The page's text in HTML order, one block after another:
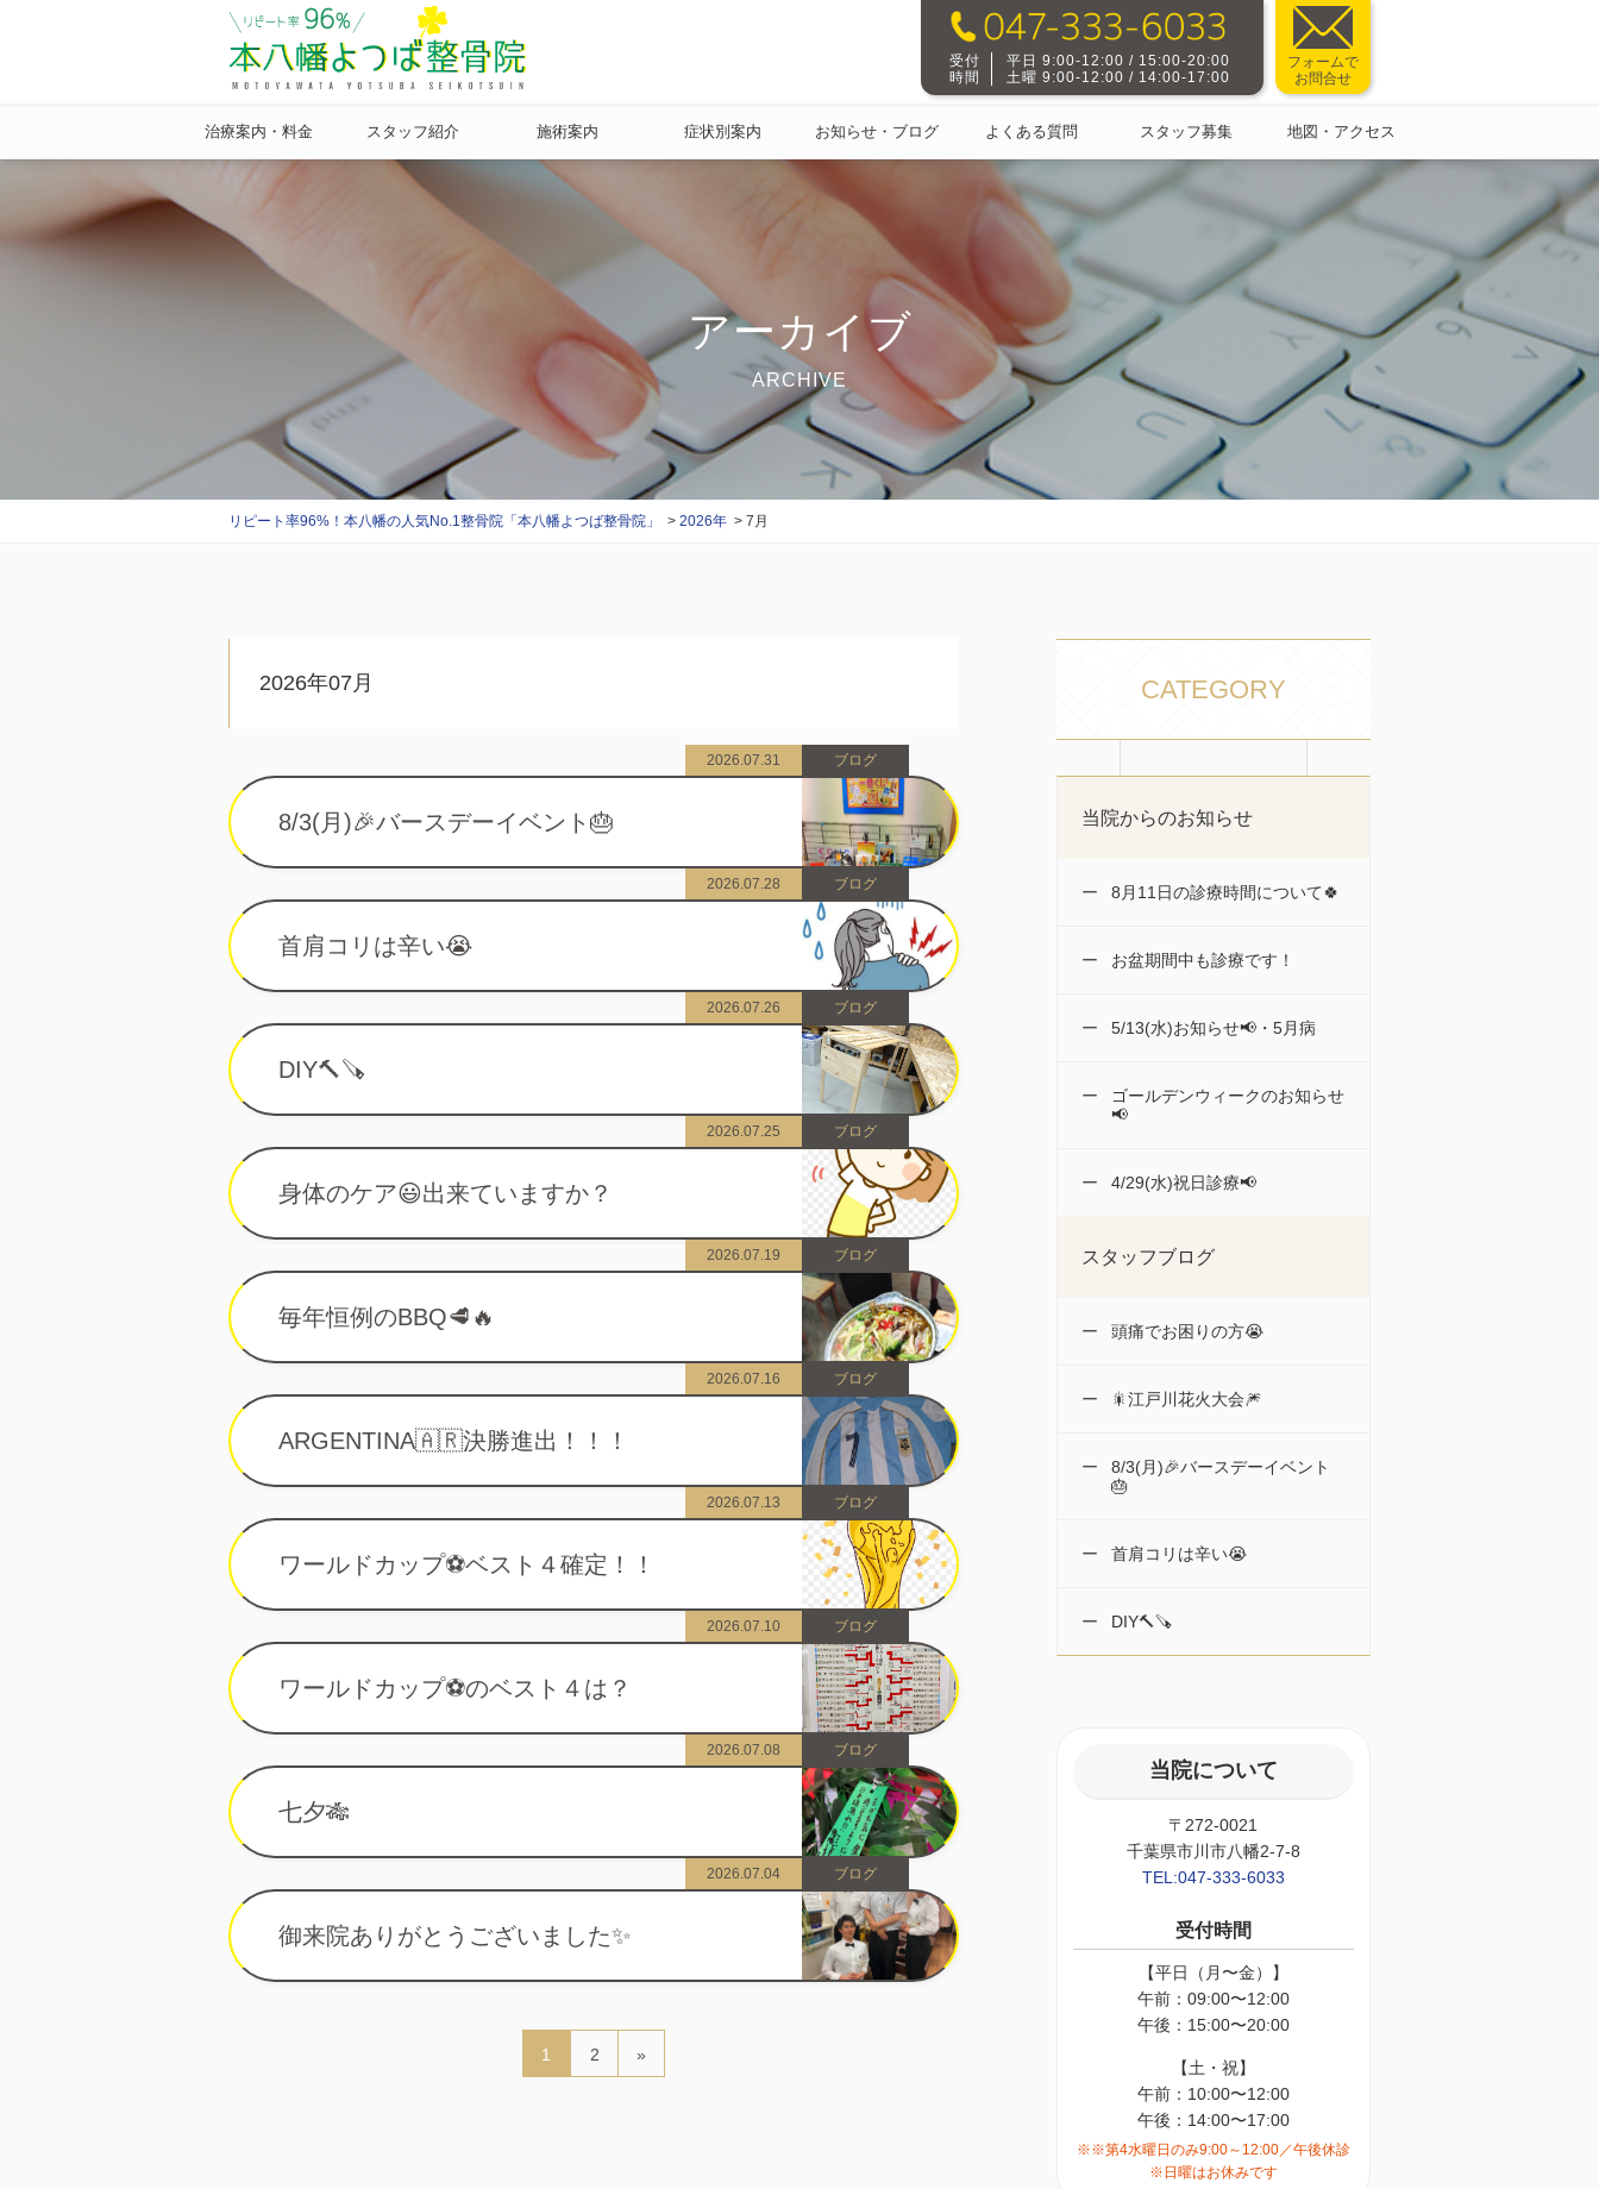
フォームで
お問合せ
受付
時間
平日 9:00-12:00 / 15:00-20:00
土曜 9:00-12:00 / 14:00-17:00
治療案内・料金 スタッフ紹介 施術案内 症状別案内 お知らせ・ブログ よくある質問 スタッフ募集 地図・アクセス
アーカイブ
ARCHIVE
リピート率96%！本八幡の人気No.1整骨院「本八幡よつば整骨院」 2026年 7月
2026年07月
8/3(月)🎉バースデーイベント🎂
2026.07.31 ブログ
首肩コリは辛い😭
2026.07.28 ブログ
DIY🔨🪚
2026.07.26 ブログ
身体のケア😃出来ていますか？
2026.07.25 ブログ
毎年恒例のBBQ🥩🔥
2026.07.19 ブログ
ARGENTINA🇦🇷決勝進出！！！
2026.07.16 ブログ
ワールドカップ⚽️ベスト４確定！！
2026.07.13 ブログ
ワールドカップ⚽️のベスト４は？
2026.07.10 ブログ
七夕🎋
2026.07.08 ブログ
御来院ありがとうございました✨️
2026.07.04 ブログ
1 2 »
CATEGORY
当院からのお知らせ
8月11日の診療時間について🍀
お盆期間中も診療です！
5/13(水)お知らせ📢・5月病
ゴールデンウィークのお知らせ
📢
4/29(水)祝日診療📢
スタッフブログ
頭痛でお困りの方😭
🎇江戸川花火大会🎆
8/3(月)🎉バースデーイベント
🎂
首肩コリは辛い😭
DIY🔨🪚
当院について
〒272-0021
千葉県市川市八幡2-7-8
TEL:047-333-6033
受付時間
【平日（月〜金）】
午前：09:00〜12:00
午後：15:00〜20:00
【土・祝】
午前：10:00〜12:00
午後：14:00〜17:00
※※第4水曜日のみ9:00～12:00／午後休診
※日曜はお休みです